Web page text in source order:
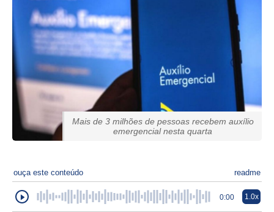
Mais de 3 milhões de pessoas recebem auxílio
emergencial nesta quarta
ouça este conteúdo readme
0:00 1.0x